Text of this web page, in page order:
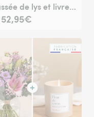
Brassée de lys et livre "La puissance discrète des fleurs"
52,95€